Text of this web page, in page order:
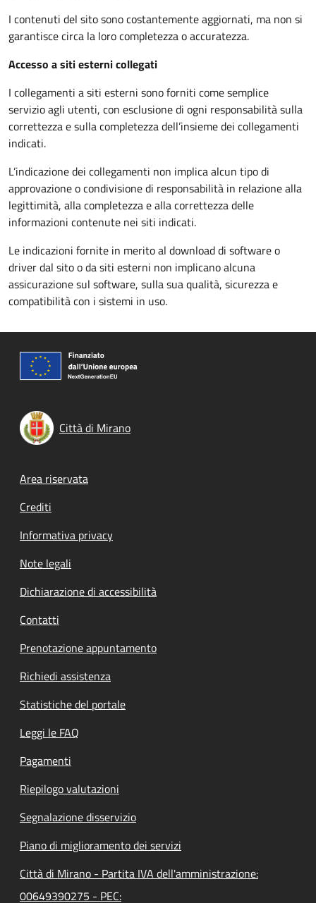
I contenuti del sito sono costantemente aggiornati, ma non si
garantisce circa la loro completezza o accuratezza.
Accesso a siti esterni collegati
I collegamenti a siti esterni sono forniti come semplice
servizio agli utenti, con esclusione di ogni responsabilità sulla
correttezza e sulla completezza dell’insieme dei collegamenti
indicati.
L’indicazione dei collegamenti non implica alcun tipo di
approvazione o condivisione di responsabilità in relazione alla
legittimità, alla completezza e alla correttezza delle
informazioni contenute nei siti indicati.
Le indicazioni fornite in merito al download di software o
driver dal sito o da siti esterni non implicano alcuna
assicurazione sul software, sulla sua qualità, sicurezza e
compatibilità con i sistemi in uso.
Città di Mirano
Footer menu
Area riservata
Crediti
Informativa privacy
Note legali
Dichiarazione di accessibilità
Contatti
Prenotazione appuntamento
Richiedi assistenza
Statistiche del portale
Leggi le FAQ
Pagamenti
Riepilogo valutazioni
Segnalazione disservizio
Piano di miglioramento dei servizi
Città di Mirano - Partita IVA dell'amministrazione:
00649390275 - PEC: